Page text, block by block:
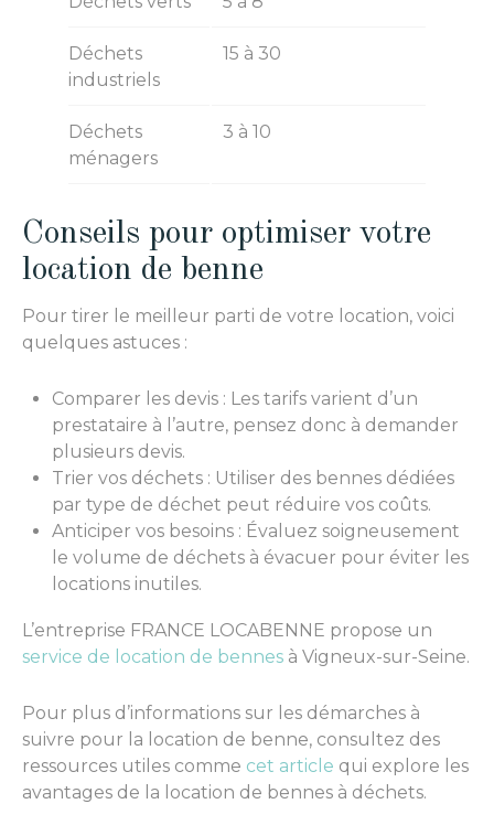
Déchets
industriels
15 à 30
Déchets
ménagers
3 à 10
Conseils pour optimiser votre
location de benne
Pour tirer le meilleur parti de votre location, voici
quelques astuces :
Comparer les devis : Les tarifs varient d’un
prestataire à l’autre, pensez donc à demander
plusieurs devis.
Trier vos déchets : Utiliser des bennes dédiées
par type de déchet peut réduire vos coûts.
Anticiper vos besoins : Évaluez soigneusement
le volume de déchets à évacuer pour éviter les
locations inutiles.
L’entreprise FRANCE LOCABENNE propose un
service de location de bennes à Vigneux-sur-Seine.
Pour plus d’informations sur les démarches à
suivre pour la location de benne, consultez des
ressources utiles comme cet article qui explore les
avantages de la location de bennes à déchets.